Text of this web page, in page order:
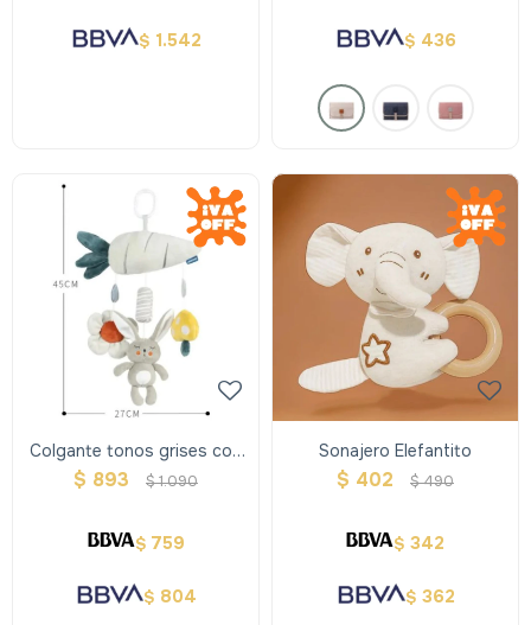
$ 1.542 $ 436
Colgante tonos grises con
Accesorios - Zanahoria
$ 893 $1.090
$ 759
$ 804
Sonajero Elefantito
$ 402 $490
$ 342
$ 362